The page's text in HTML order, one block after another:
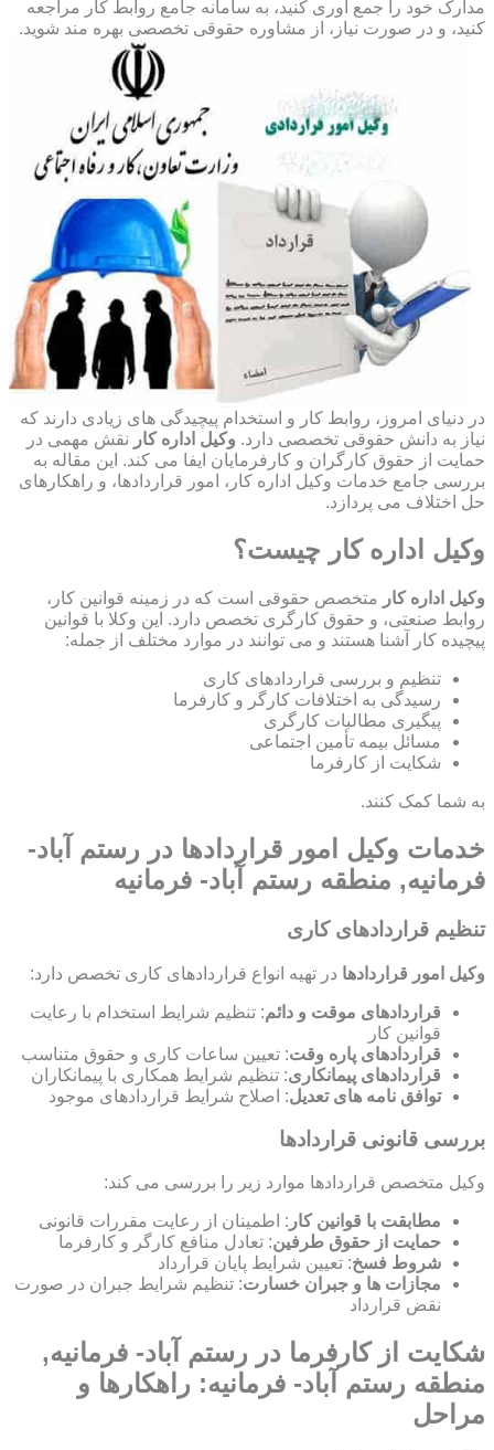
مدارک خود را جمع آوری کنید، به سامانه جامع روابط کار مراجعه
کنید، و در صورت نیاز، از مشاوره حقوقی تخصصی بهره مند شوید.
در دنیای امروز، روابط کار و استخدام پیچیدگی های زیادی دارند که
نیاز به دانش حقوقی تخصصی دارد. وکیل اداره کار نقش مهمی در
حمایت از حقوق کارگران و کارفرمایان ایفا می کند. این مقاله به
بررسی جامع خدمات وکیل اداره کار، امور قراردادها، و راهکارهای
حل اختلاف می پردازد.
وکیل اداره کار چیست؟
وکیل اداره کار متخصص حقوقی است که در زمینه قوانین کار،
روابط صنعتی، و حقوق کارگری تخصص دارد. این وکلا با قوانین
پیچیده کار آشنا هستند و می توانند در موارد مختلف از جمله:
تنظیم و بررسی قراردادهای کاری
رسیدگی به اختلافات کارگر و کارفرما
پیگیری مطالبات کارگری
مسائل بیمه تأمین اجتماعی
شکایت از کارفرما
به شما کمک کنند.
خدمات وکیل امور قراردادها در رستم آباد-
فرمانیه, منطقه رستم آباد- فرمانیه
تنظیم قراردادهای کاری
وکیل امور قراردادها در تهیه انواع قراردادهای کاری تخصص دارد:
قراردادهای موقت و دائم: تنظیم شرایط استخدام با رعایت
قوانین کار
قراردادهای پاره وقت: تعیین ساعات کاری و حقوق متناسب
قراردادهای پیمانکاری: تنظیم شرایط همکاری با پیمانکاران
توافق نامه های تعدیل: اصلاح شرایط قراردادهای موجود
بررسی قانونی قراردادها
وکیل متخصص قراردادها موارد زیر را بررسی می کند:
مطابقت با قوانین کار : اطمینان از رعایت مقررات قانونی
حمایت از حقوق طرفین: تعادل منافع کارگر و کارفرما
شروط فسخ: تعیین شرایط پایان قرارداد
مجازات ها و جبران خسارت: تنظیم شرایط جبران در صورت
نقض قرارداد
شکایت از کارفرما در رستم آباد- فرمانیه,
منطقه رستم آباد- فرمانیه: راهکارها و
مراحل